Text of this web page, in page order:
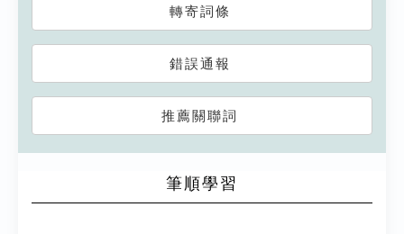
轉寄詞條
錯誤通報
推薦關聯詞
筆順學習